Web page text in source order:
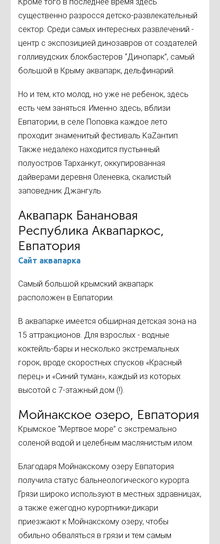
существенно разросся детско-развлекательный
сектор. Среди самых интересных развлечений -
центр с экспозицией динозавров от создателей
голливудских блокбастеров “Динопарк”, самый
большой в Крыму аквапарк, дельфинарий.
Но и тем, кто молод, но уже не ребенок, здесь
есть чем заняться. Именно здесь, вблизи
Евпатории, в селе Поповка каждое лето
проходит знаменитый фестиваль KaZантип.
Также недалеко находится пустынный
полуостров Тарханкут, оккупированная
дайверами деревня Оленевка, скалистый
заповедник Джангуль.
Аквапарк Банановая
Республика Аквапаркос,
Евпатория
Сайт аквапарка
Самый большой крымский аквапарк
расположен в Евпатории.
В аквапарке имеется обширная детская зона на
15 аттракционов. Для взрослых - водные
коктейль-бары и несколько экстремальных
горок, вроде скоростных спусков «Красный
перец» и «Синий туман», каждый из которых
высотой с 7-этажный дом (!).
Мойнакское озеро, Евпатория
Крымское “Мертвое море” с экстремально
соленой водой и целебным маслянистым илом.
Благодаря Мойнакскому озеру Евпатория
получила статус бальнеологического курорта.
Грязи широко используют в местных здравницах,
а также ежегодно курортники-дикари
приезжают к Мойнакскому озеру, чтобы
обильно обваляться в грязи и тем самым